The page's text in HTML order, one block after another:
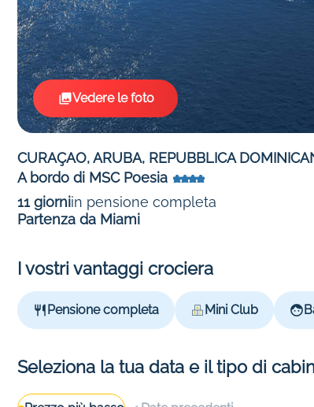
Vedere le foto
CURAÇAO, ARUBA, REPUBBLICA
A bordo di MSC Poesia
11 giorniin pensione completa
Partenza da Miami
I vostri vantaggi crociera
Pensione completa Mini Club
Seleziona la tua data e il tipo di